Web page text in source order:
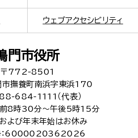
ウェブアクセシビリティ
門市役所
〒772-8501
市撫養町南浜字東浜170
684-1111（代表）
前8時30分～午後5時15分
よび年末年始はお休み
：6000020362026